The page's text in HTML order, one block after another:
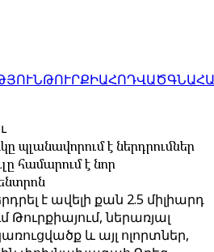
ԹՈՒՐՔԻԱՀՈԴՎԱԾ
պլանավորում է ներդրումներ
համարում է նոր
է ավելի քան 2.5 միլիարդ
Թուրքիայում, ներառյալ
և այլ ոլորտներ,